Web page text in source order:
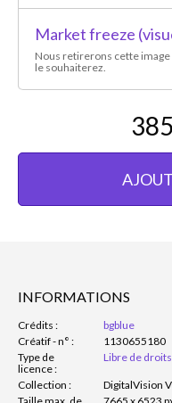
Market freeze
Nous retirerons cette
le souhaiterez.
INFORMATIONS
Crédits :
bgblue
Créatif - n° :
1130655180
Type de
licence :
Libre de droits
Collection :
DigitalVision